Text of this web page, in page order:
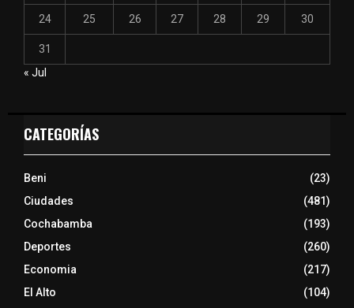
24 25 26 27 28 29 30
31
« Jul
CATEGORÍAS
Beni
(23)
Ciudades
(481)
Cochabamba
(193)
Deportes
(260)
Economia
(217)
El Alto
(104)